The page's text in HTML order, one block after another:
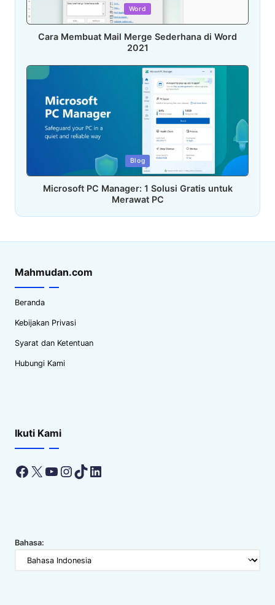
Word
Cara Membuat Mail Merge Sederhana di Word
2021
Blog
Microsoft PC Manager: 1 Solusi Gratis untuk
Merawat PC
Mahmudan.com
Beranda
Kebijakan Privasi
Syarat dan Ketentuan
Hubungi Kami
Ikuti Kami
Facebook
X YouTube
Instagram
TikTok
LinkedIn
Bahasa: